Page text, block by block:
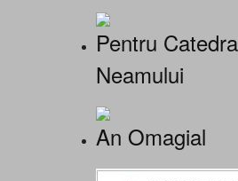
Pentru
Neamului
An Omagial